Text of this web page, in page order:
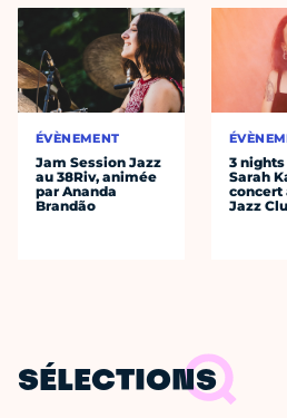
ÉVÈNEMENT
Jam Session Jazz
au 38Riv, animée
par Ananda
Brandão
3
Sarah
concert
Jazz
SÉLECTIONS